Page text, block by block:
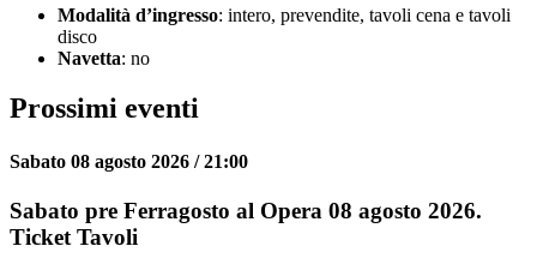
Modalità d’ingresso: intero, prevendite, tavoli cena e tavoli
disco
Navetta: no
Prossimi eventi
Sabato 08 agosto 2026 / 21:00
Sabato pre Ferragosto al Opera 08 agosto 2026.
Ticket Tavoli